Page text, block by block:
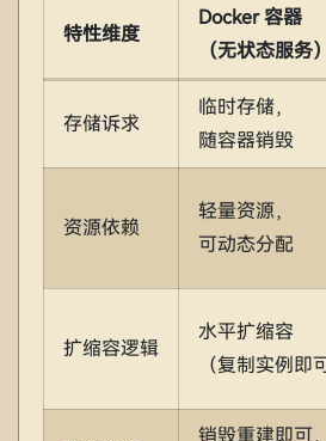
特性维度
Docker 容器
（无状态服务）
存储诉求
临时存储，
随容器销毁
资源依赖
轻量资源，
可动态分配
扩缩容逻辑
水平扩缩容
（复制实例即
销毁重建即可，